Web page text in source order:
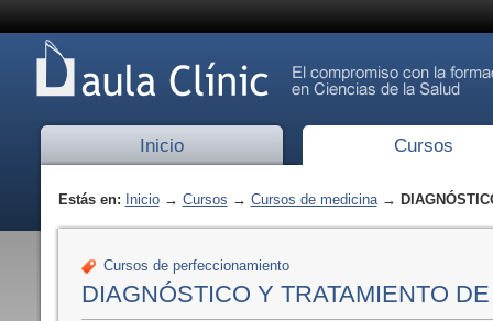
Inicio Cursos
Estás en: Inicio→ Cursos → Cursos de medicina→
Cursos de perfeccionamiento
DIAGNÓSTICO Y TRATAMIENTO